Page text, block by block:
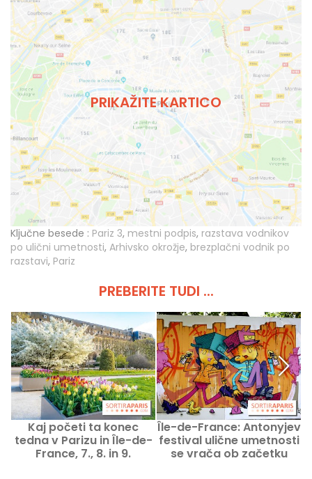
PRIKAŽITE KARTICO
Ključne besede : Pariz 3, mestni podpis, razstava vodnikov
po ulični umetnosti, Arhivsko okrožje, brezplačni vodnik po
razstavi, Pariz
PREBERITE TUDI ...
Kaj početi ta konec
tedna v Parizu in Île-de-
France, 7., 8. in 9.
Île-de-France: Antonyjev
festival ulične umetnosti
se vrača ob začetku